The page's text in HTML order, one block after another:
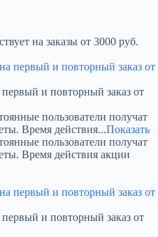
на заказы от 3000 руб.
и повторный заказ от
пользователи получат
Время действия...Показать
пользователи получат
Время действия акции
и повторный заказ от